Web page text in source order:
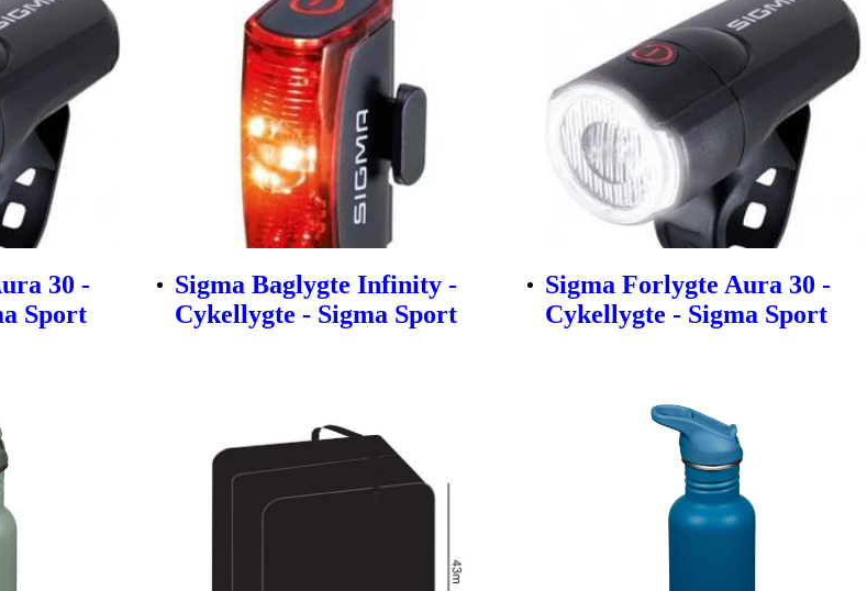
30 -
Sport
Sigma Baglygte Infinity -
Cykellygte - Sigma Sport
Sigma Forlygte Aura 30 -
Cykellygte - Sigma Sport